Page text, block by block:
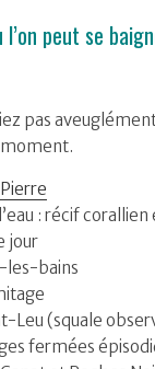
peut se
pas
: récif
jour
les-bains
Leu (squale
fermées